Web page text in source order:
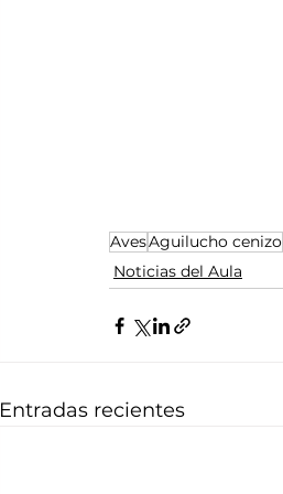
AvesAguilucho cenizo
Noticias del Aula
Entradas recientes